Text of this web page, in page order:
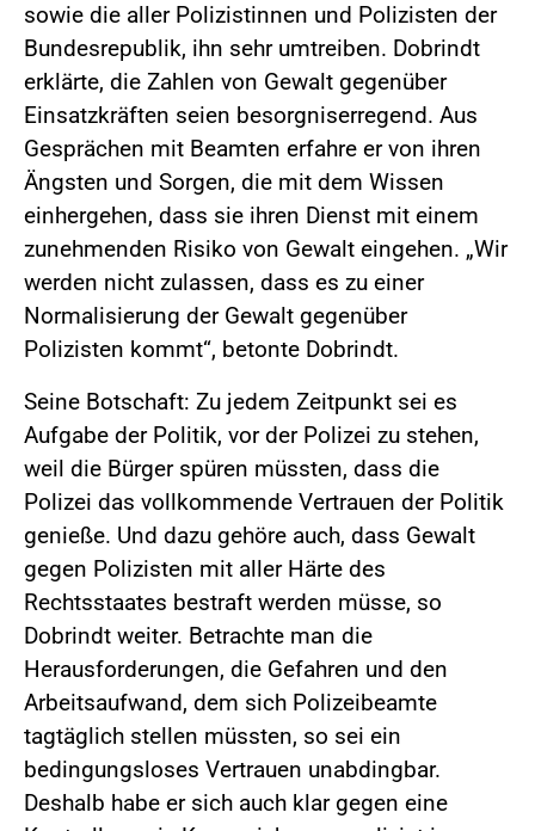
sowie die aller Polizistinnen und Polizisten der
Bundesrepublik, ihn sehr umtreiben. Dobrindt
erklärte, die Zahlen von Gewalt gegenüber
Einsatzkräften seien besorgniserregend. Aus
Gesprächen mit Beamten erfahre er von ihren
Ängsten und Sorgen, die mit dem Wissen
einhergehen, dass sie ihren Dienst mit einem
zunehmenden Risiko von Gewalt eingehen. „Wir
werden nicht zulassen, dass es zu einer
Normalisierung der Gewalt gegenüber
Polizisten kommt“, betonte Dobrindt.
Seine Botschaft: Zu jedem Zeitpunkt sei es
Aufgabe der Politik, vor der Polizei zu stehen,
weil die Bürger spüren müssten, dass die
Polizei das vollkommende Vertrauen der Politik
genieße. Und dazu gehöre auch, dass Gewalt
gegen Polizisten mit aller Härte des
Rechtsstaates bestraft werden müsse, so
Dobrindt weiter. Betrachte man die
Herausforderungen, die Gefahren und den
Arbeitsaufwand, dem sich Polizeibeamte
tagtäglich stellen müssten, so sei ein
bedingungsloses Vertrauen unabdingbar.
Deshalb habe er sich auch klar gegen eine